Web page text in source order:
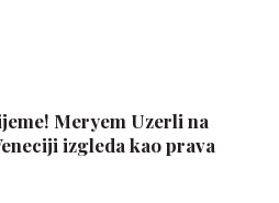
Meryem Uzerli na
izgleda kao prava